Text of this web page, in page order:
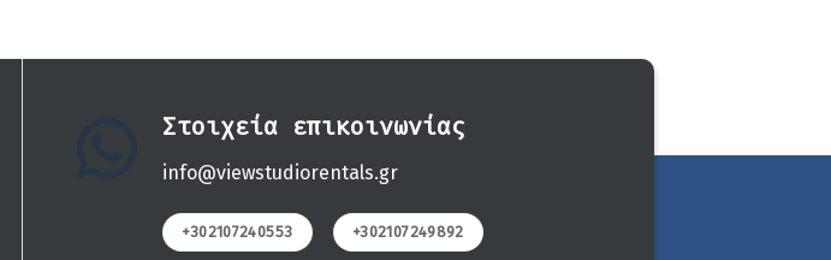
Στοιχεία επικοινωνίας
info@viewstudiorentals.gr
+302107240553 +302107249892